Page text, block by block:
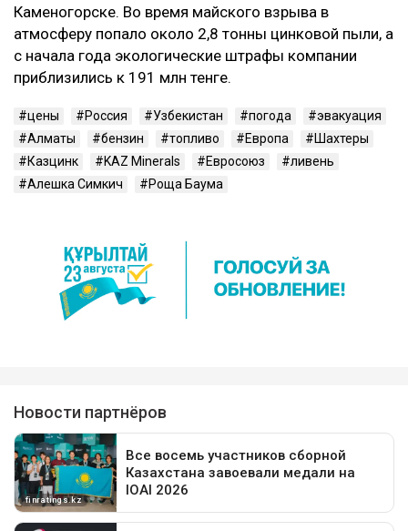
Каменогорске. Во время майского взрыва в
атмосферу попало около 2,8 тонны цинковой пыли, а
с начала года экологические штрафы компании
приблизились к 191 млн тенге.
цены Россия Узбекистан погода
эвакуация
Алматы
бензин топливо Европа
Шахтеры
Казцинк
KAZ Minerals Евросоюз
ливень
Алешка Симкич
Роща Баума